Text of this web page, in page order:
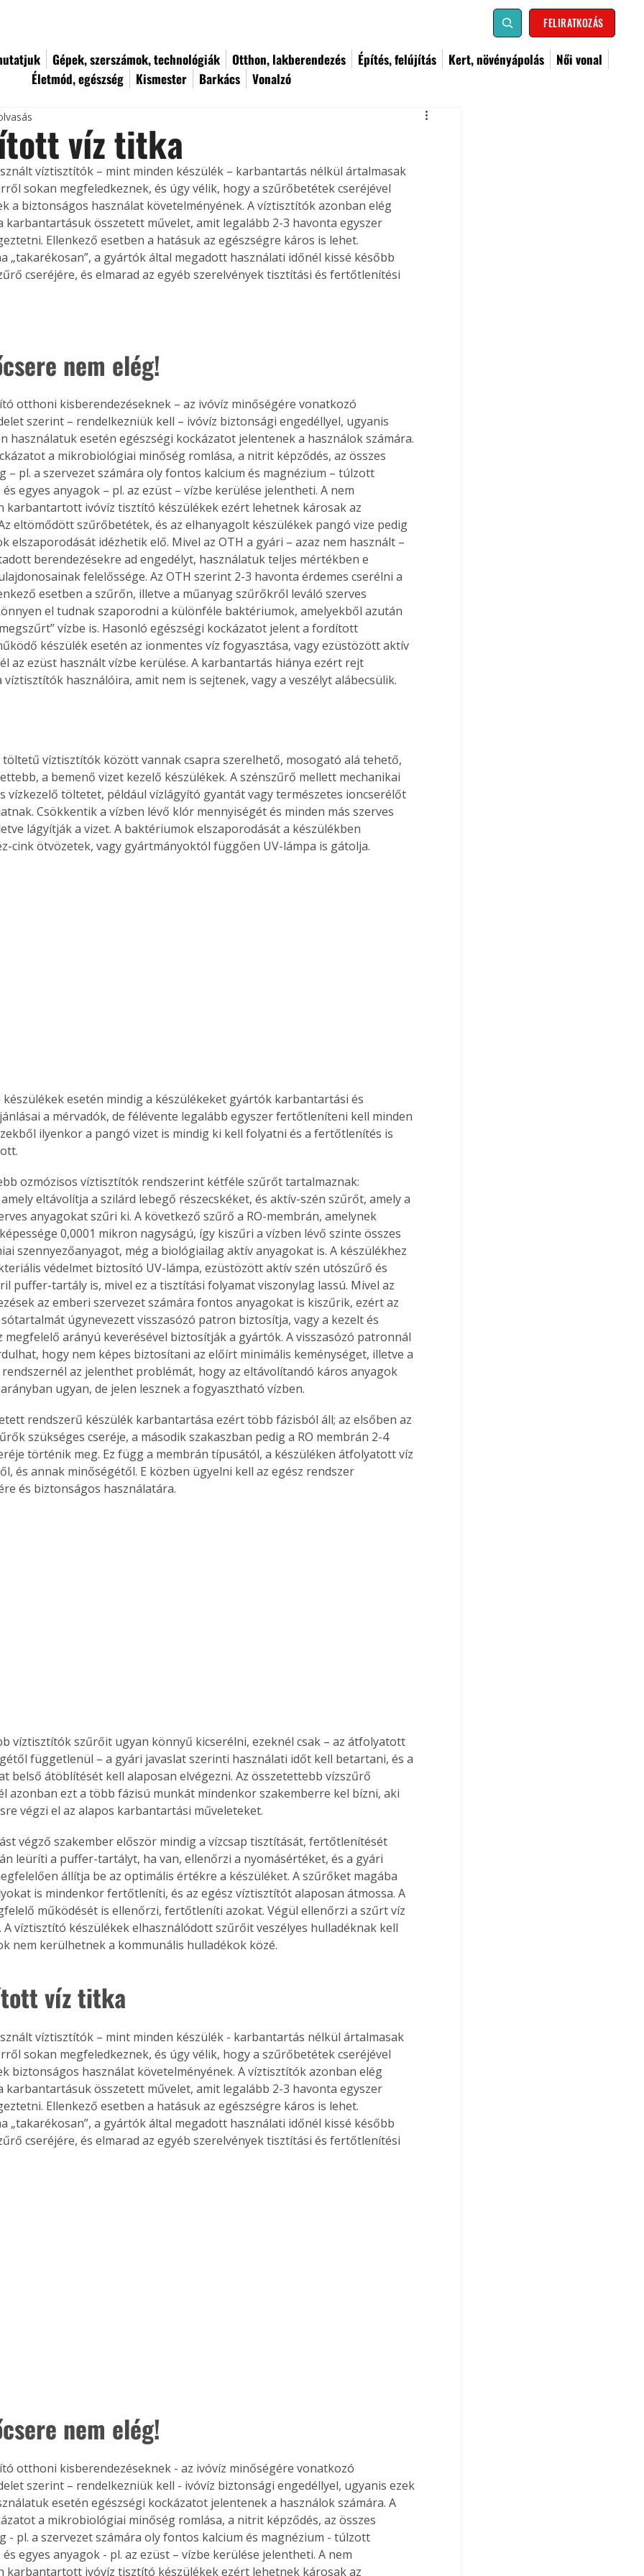
FELIRATKOZÁS
Gépek, szerszámok, technológiák Otthon, lakberendezés Építés, felújítás Kert, növényápolás
Női vonal
Életmód, egészség
Kismester Barkács Vonalzó
az
Old
új,
egyedi
Együtt jobban megéri!
Bővebb információ itt!
Együtt jobban megéri! A
párosítással kedvezményes
áron, 0 Ft postaköltséggel
megrendelhetők!
Gyógyító növények: a
természet kincsei az
víz titka
víztisztítók – mint minden készülék – karbantartás nélkül ártalmasak
sokan megfeledkeznek, és úgy vélik, hogy a szűrőbetétek cseréjével
a biztonságos használat követelményének. A víztisztítók azonban elég
karbantartásuk összetett művelet, amit legalább 2-3 havonta egyszer
Ellenkező esetben a hatásuk az egészségre káros is lehet.
„takarékosan”, a gyártók által megadott használati időnél kissé később
cseréjére, és elmarad az egyéb szerelvények tisztítási és fertőtlenítési
nem elég!
otthoni kisberendezéseknek – az ivóvíz minőségére vonatkozó
szerint – rendelkezniük kell – ivóvíz biztonsági engedéllyel, ugyanis
használatuk esetén egészségi kockázatot jelentenek a használok számára.
a mikrobiológiai minőség romlása, a nitrit képződés, az összes
– pl. a szervezet számára oly fontos kalcium és magnézium – túlzott
egyes anyagok – pl. az ezüst – vízbe kerülése jelentheti. A nem
karbantartott ivóvíz tisztító készülékek ezért lehetnek károsak az
eltömődött szűrőbetétek, és az elhanyagolt készülékek pangó vize pedig
elszaporodását idézhetik elő. Mivel az OTH a gyári – azaz nem használt –
berendezésekre ad engedélyt, használatuk teljes mértékben e
felelőssége. Az OTH szerint 2-3 havonta érdemes cserélni a
esetben a szűrőn, illetve a műanyag szűrőkről leváló szerves
el tudnak szaporodni a különféle baktériumok, amelyekből azután
vízbe is. Hasonló egészségi kockázatot jelent a fordított
készülék esetén az ionmentes víz fogyasztása, vagy ezüstözött aktív
az ezüst használt vízbe kerülése. A karbantartás hiánya ezért rejt
víztisztítók használóira, amit nem is sejtenek, vagy a veszélyt alábecsülik.
töltetű víztisztítók között vannak csapra szerelhető, mosogató alá tehető,
a bemenő vizet kezelő készülékek. A szénszűrő mellett mechanikai
vízkezelő töltetet, például vízlágyító gyantát vagy természetes ioncserélőt
Csökkentik a vízben lévő klór mennyiségét és minden más szerves
lágyítják a vizet. A baktériumok elszaporodását a készülékben
cink ötvözetek, vagy gyártmányoktól függően UV-lámpa is gátolja.
készülékek esetén mindig a készülékeket gyártók karbantartási és
a mérvadók, de félévente legalább egyszer fertőtleníteni kell minden
ilyenkor a pangó vizet is mindig ki kell folyatni és a fertőtlenítés is
ozmózisos víztisztítók rendszerint kétféle szűrőt tartalmaznak:
eltávolítja a szilárd lebegő részecskéket, és aktív-szén szűrőt, amely a
anyagokat szűri ki. A következő szűrő a RO-membrán, amelynek
0,0001 mikron nagyságú, így kiszűri a vízben lévő szinte összes
szennyezőanyagot, még a biológiailag aktív anyagokat is. A készülékhez
védelmet biztosító UV-lámpa, ezüstözött aktív szén utószűrő és
puffer-tartály is, mivel ez a tisztítási folyamat viszonylag lassú. Mivel az
az emberi szervezet számára fontos anyagokat is kiszűrik, ezért az
úgynevezett visszasózó patron biztosítja, vagy a kezelt és
megfelelő arányú keverésével biztosítják a gyártók. A visszasózó patronnál
hogy nem képes biztosítani az előírt minimális keménységet, illetve a
rendszernél az jelenthet problémát, hogy az eltávolítandó káros anyagok
ugyan, de jelen lesznek a fogyasztható vízben.
rendszerű készülék karbantartása ezért több fázisból áll; az elsőben az
szükséges cseréje, a második szakaszban pedig a RO membrán 2-4
történik meg. Ez függ a membrán típusától, a készüléken átfolyatott víz
és annak minőségétől. E közben ügyelni kell az egész rendszer
és biztonságos használatára.
víztisztítók szűrőit ugyan könnyű kicserélni, ezeknél csak – az átfolyatott
függetlenül – a gyári javaslat szerinti használati időt kell betartani, és a
belső átöblítését kell alaposan elvégezni. Az összetettebb vízszűrő
azonban ezt a több fázisú munkát mindenkor szakemberre kel bízni, aki
végzi el az alapos karbantartási műveleteket.
végző szakember először mindig a vízcsap tisztítását, fertőtlenítését
leüríti a puffer-tartályt, ha van, ellenőrzi a nyomásértéket, és a gyári
állítja be az optimális értékre a készüléket. A szűrőket magába
is mindenkor fertőtleníti, és az egész víztisztítót alaposan átmossa. A
működését is ellenőrzi, fertőtleníti azokat. Végül ellenőrzi a szűrt víz
A víztisztító készülékek elhasználódott szűrőit veszélyes hulladéknak kell
nem kerülhetnek a kommunális hulladékok közé.
víz titka
víztisztítók – mint minden készülék - karbantartás nélkül ártalmasak
sokan megfeledkeznek, és úgy vélik, hogy a szűrőbetétek cseréjével
biztonságos használat követelményének. A víztisztítók azonban elég
karbantartásuk összetett művelet, amit legalább 2-3 havonta egyszer
Ellenkező esetben a hatásuk az egészségre káros is lehet.
„takarékosan”, a gyártók által megadott használati időnél kissé később
cseréjére, és elmarad az egyéb szerelvények tisztítási és fertőtlenítési
nem elég!
otthoni kisberendezéseknek - az ivóvíz minőségére vonatkozó
szerint – rendelkezniük kell - ivóvíz biztonsági engedéllyel, ugyanis ezek
esetén egészségi kockázatot jelentenek a használok számára. A
a mikrobiológiai minőség romlása, a nitrit képződés, az összes
- pl. a szervezet számára oly fontos kalcium és magnézium - túlzott
egyes anyagok - pl. az ezüst – vízbe kerülése jelentheti. A nem
karbantartott ivóvíz tisztító készülékek ezért lehetnek károsak az